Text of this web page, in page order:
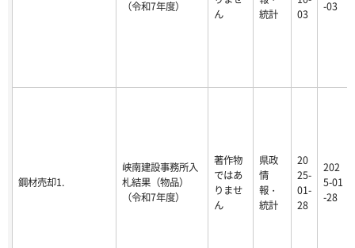
（令和7年度）
ん
統計
03
-03
鋼材売却1.
峡南建設事務所入
札結果（物品）
（令和7年度）
著作物
ではあ
りませ
ん
県政
情
報・
統計
20
25-
01-
28
202
5-01
-28